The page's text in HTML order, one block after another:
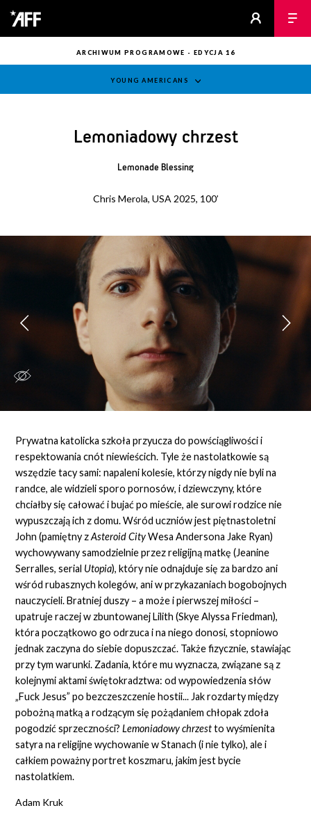
ARCHIWUM PROGRAMOWE - EDYCJA 16
YOUNG AMERICANS
Lemoniadowy chrzest
Lemonade Blessing
Chris Merola, USA 2025, 100’
Prywatna katolicka szkoła przyucza do powściągliwości i
respektowania cnót niewieścich. Tyle że nastolatkowie są
wszędzie tacy sami: napaleni kolesie, którzy nigdy nie byli na
randce, ale widzieli sporo pornosów, i dziewczyny, które
chciałby się całować i bujać po mieście, ale surowi rodzice nie
wypuszczają ich z domu. Wśród uczniów jest piętnastoletni
John (pamiętny zAsteroid CityWesa Andersona Jake Ryan)
wychowywany samodzielnie przez religijną matkę (Jeanine
Serralles, serial Utopia), który nie odnajduje się za bardzo ani
wśród rubasznych kolegów, ani w przykazaniach bogobojnych
nauczycieli. Bratniej duszy – a może i pierwszej miłości –
upatruje raczej w zbuntowanej Lilith (Skye Alyssa Friedman),
która początkowo go odrzuca i na niego donosi, stopniowo
jednak zaczyna do siebie dopuszczać. Także fizycznie, stawiając
przy tym warunki. Zadania, które mu wyznacza, związane są z
kolejnymi aktami świętokradztwa: od wypowiedzenia słów
„Fuck Jesus” po bezczeszczenie hostii... Jak rozdarty między
pobożną matką a rodzącym się pożądaniem chłopak zdoła
pogodzić sprzeczności?Lemoniadowy chrzestto wyśmienita
satyra na religijne wychowanie w Stanach (i nie tylko), ale i
całkiem poważny portret koszmaru, jakim jest bycie
nastolatkiem.
Adam Kruk